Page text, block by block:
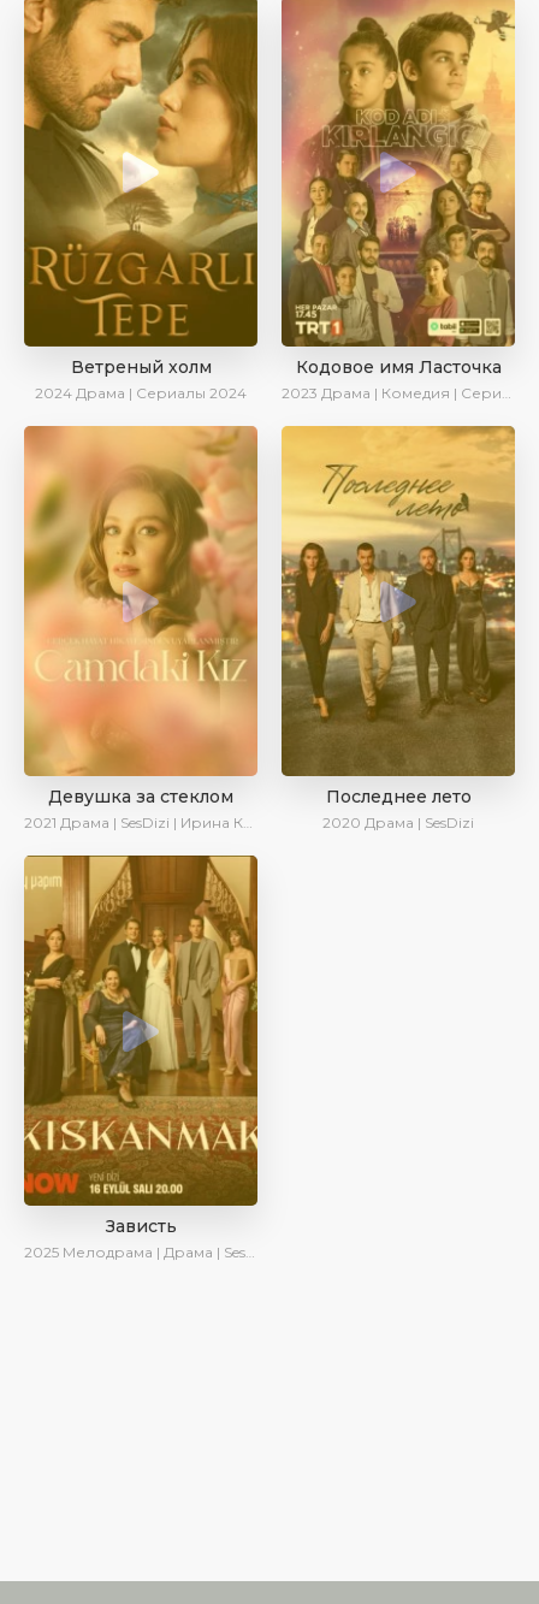
Ветреный холм
2024 Драма | Сериалы 2024
Кодовое имя Ласточка
2023 Драма | Комедия | Сериалы 2023
Девушка за стеклом
2021 Драма | SesDizi | Ирина Котова
Последнее лето
2020 Драма | SesDizi
Зависть
2025 Мелодрама | Драма | SesDizi | Ирина Котова | AlisaDirilis | Новинки | Сериалы 2025